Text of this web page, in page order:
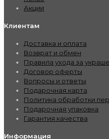
Акции
Клиентам
Доставка и оплата
Возврат и обмен
Правила ухода за
Договор оферты
Вопросы и ответы
Подарочная карта
Политика обработки
Подарочная упаковка
Гарантия качества
Информация